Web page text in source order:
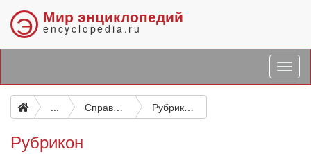
Э Мир энциклопедий
encyclopedia.ru
... Справочные издания общего типа Рубрикон
Рубрикон